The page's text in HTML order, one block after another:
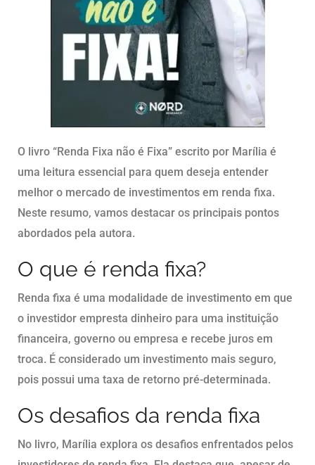
O livro “Renda Fixa não é Fixa” escrito por Marília é
uma leitura essencial para quem deseja entender
melhor o mercado de investimentos em renda fixa.
Neste resumo, vamos destacar os principais pontos
abordados pela autora.
O que é renda fixa?
Renda fixa é uma modalidade de investimento em que
o investidor empresta dinheiro para uma instituição
financeira, governo ou empresa e recebe juros em
troca. É considerado um investimento mais seguro,
pois possui uma taxa de retorno pré-determinada.
Os desafios da renda fixa
No livro, Marília explora os desafios enfrentados pelos